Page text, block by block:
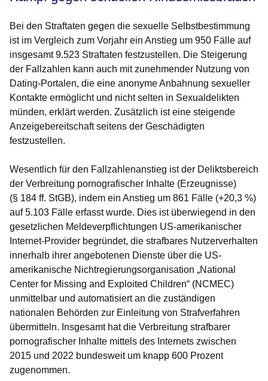
Bei den Straftaten gegen die sexuelle Selbstbestimmung
ist im Vergleich zum Vorjahr ein Anstieg um 950 Fälle auf
insgesamt 9.523 Straftaten festzustellen. Die Steigerung
der Fallzahlen kann auch mit zunehmender Nutzung von
Dating-Portalen, die eine anonyme Anbahnung sexueller
Kontakte ermöglicht und nicht selten in Sexualdelikten
münden, erklärt werden. Zusätzlich ist eine steigende
Anzeigebereitschaft seitens der Geschädigten
festzustellen.
Wesentlich für den Fallzahlenanstieg ist der Deliktsbereich
der Verbreitung pornografischer Inhalte (Erzeugnisse)
(§ 184 ff. StGB), indem ein Anstieg um 861 Fälle (+20,3 %)
auf 5.103 Fälle erfasst wurde. Dies ist überwiegend in den
gesetzlichen Meldeverpflichtungen US-amerikanischer
Internet-Provider begründet, die strafbares Nutzerverhalten
innerhalb ihrer angebotenen Dienste über die US-
amerikanische Nichtregierungsorganisation „National
Center for Missing and Exploited Children“ (NCMEC)
unmittelbar und automatisiert an die zuständigen
nationalen Behörden zur Einleitung von Strafverfahren
übermitteln. Insgesamt hat die Verbreitung strafbarer
pornografischer Inhalte mittels des Internets zwischen
2015 und 2022 bundesweit um knapp 600 Prozent
zugenommen.